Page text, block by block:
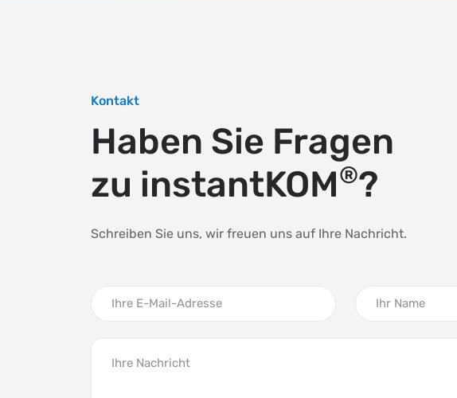
Kontakt
Haben Sie Fragen
zu instantKOM®?
Schreiben Sie uns, wir freuen uns auf Ihre Nachricht.
Ihre E-Mail-Adresse Ihr Name
Ihre Nachricht